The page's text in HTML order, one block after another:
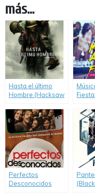
más...
Hasta el último
Hombre (Hacksaw
Perfectos
Desconocidos